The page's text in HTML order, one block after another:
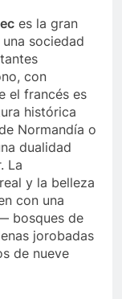
es la gran
sociedad
con
el francés es
histórica
Normandía o
dualidad
La
y la belleza
con una
bosques de
jorobadas
de nueve